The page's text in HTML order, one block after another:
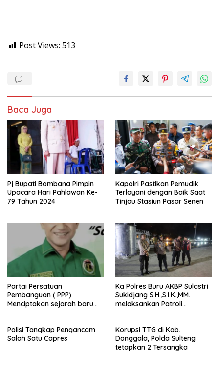
Post Views: 513
Baca Juga
Pj Bupati Bombana Pimpin
Upacara Hari Pahlawan Ke-
79 Tahun 2024
Kapolri Pastikan Pemudik
Terlayani dengan Baik Saat
Tinjau Stasiun Pasar Senen
Partai Persatuan
Pembanguan ( PPP)
Menciptakan sejarah baru
Buru (Namlea).
Ka Polres Buru AKBP Sulastri
Sukidjang S.H.,S.I.K.,MM.
melaksankan Patroli
Polisi Tangkap Pengancam
Salah Satu Capres
Korupsi TTG di Kab.
Donggala, Polda Sulteng
tetapkan 2 Tersangka